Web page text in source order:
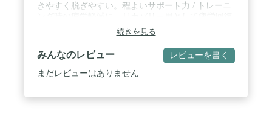
きやすく脱ぎやすい。程よいサポート力 / トレーニ
に / トレーニング時の疲労軽減に、リカバリー用と
続きを見る
みんなのレビュー レビューを書く
まだレビューはありません